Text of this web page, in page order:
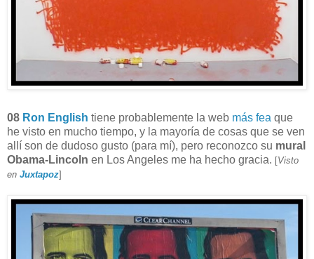
08 Ron English tiene probablemente la web más fea que
he visto en mucho tiempo, y la mayoría de cosas que se ven
allí son de dudoso gusto (para mí), pero reconozco su mural
Obama-Lincoln en Los Angeles me ha hecho gracia. [Visto
en Juxtapoz]